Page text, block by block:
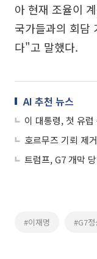
아 현재 조율이
국가들과의 회담
다"고 말했다.
AI 추천 뉴스
이 대통령, 첫 유
#이재명 #G7정